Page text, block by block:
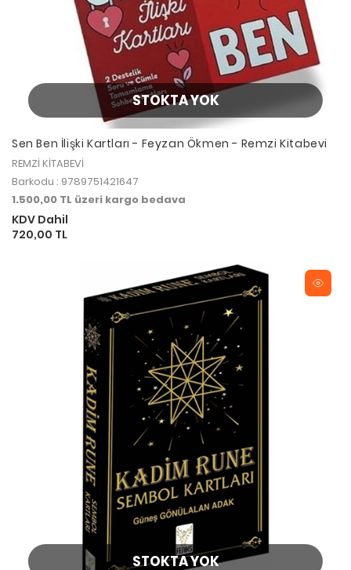
STOKTA YOK
Sen Ben İlişki Kartları - Feyzan Ökmen - Remzi Kitabevi
REMZİ KİTABEVİ
Barkodu : 9789751421647
1.500,00 TL üzeri kargo bedava
KDV Dahil
720,00 TL
STOKTA YOK